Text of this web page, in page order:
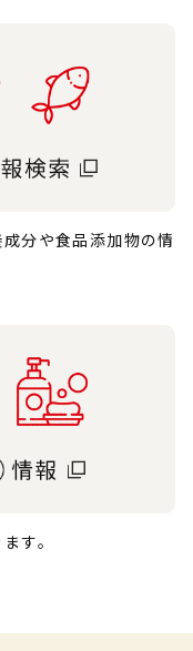
分や食品添加物の情
す。